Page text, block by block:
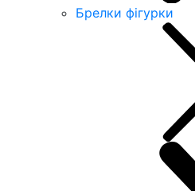
Брелки фігурки